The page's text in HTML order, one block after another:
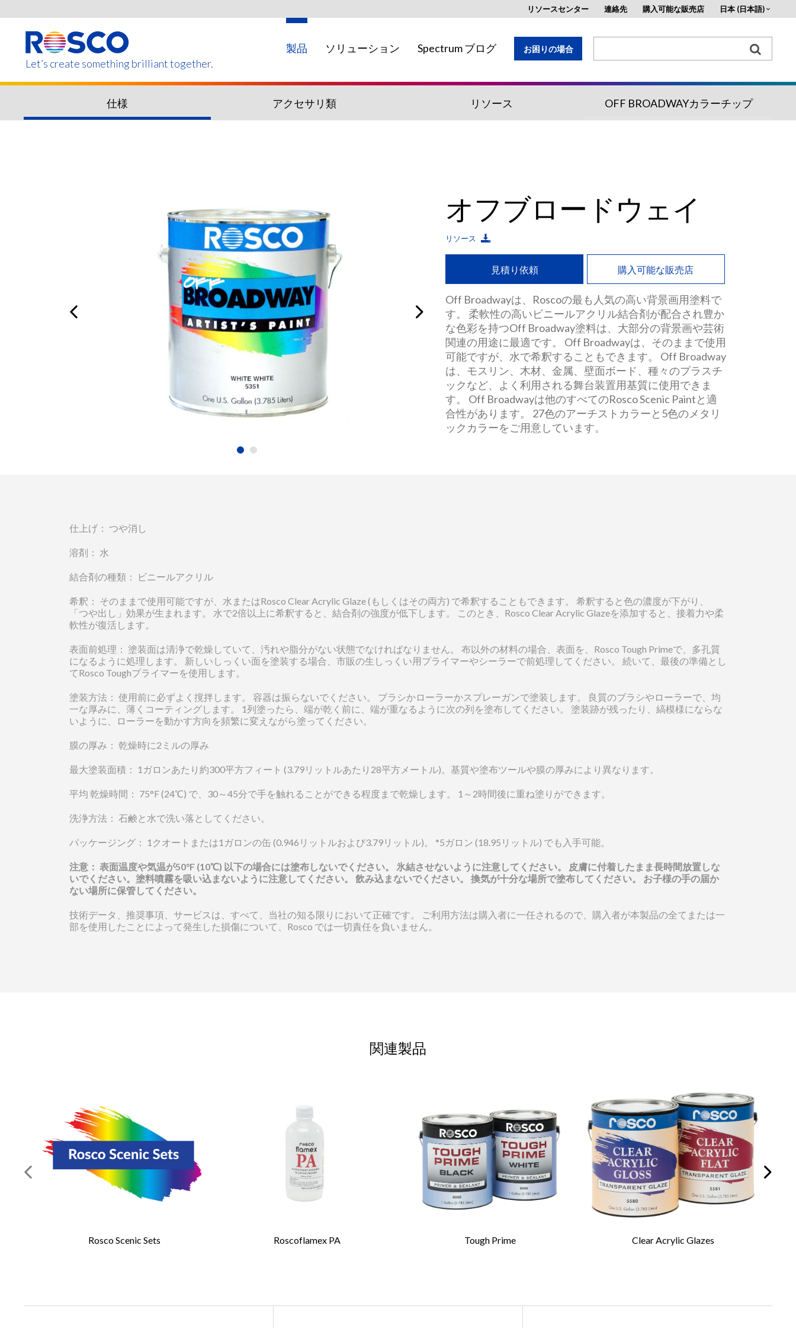
content
Let’s create something brilliant together.
製品 ソリューション Spectrum ブログ お困りの場合
リソースセンター 連絡先 購入可能な販売店 日本 (日本語)
仕様 アクセサリ類 リソース OFF BROADWAYカラーチップ
オフブロードウェイ
リソース
見積り依頼 購入可能な販売店
Off Broadwayは、Roscoの最も人気の高い背景画用塗料で
す。 柔軟性の高いビニールアクリル結合剤が配合され豊か
な色彩を持つOff Broadway塗料は、大部分の背景画や芸術
関連の用途に最適です。 Off Broadwayは、そのままで使用
可能ですが、水で希釈することもできます。 Off Broadway
は、モスリン、木材、金属、壁面ボード、種々のプラスチ
ックなど、よく利用される舞台装置用基質に使用できま
す。 Off Broadwayは他のすべてのRosco Scenic Paintと適
合性があります。 27色のアーチストカラーと5色のメタリ
ックカラーをご用意しています。
仕上げ： つや消し
溶剤： 水
結合剤の種類： ビニールアクリル
希釈： そのままで使用可能ですが、水またはRosco Clear Acrylic Glaze (もしくはその両方) で希釈することもできます。 希釈すると色の濃度が下がり、
「つや出し」効果が生まれます。 水で2倍以上に希釈すると、結合剤の強度が低下します。 このとき、Rosco Clear Acrylic Glazeを添加すると、接着力や柔
軟性が復活します。
表面前処理： 塗装面は清浄で乾燥していて、汚れや脂分がない状態でなければなりません。 布以外の材料の場合、表面を、Rosco Tough Primeで、多孔質
になるように処理します。 新しいしっくい面を塗装する場合、市販の生しっくい用プライマーやシーラーで前処理してください。 続いて、最後の準備とし
てRosco Toughプライマーを使用します。
塗装方法： 使用前に必ずよく撹拌します。 容器は振らないでください。 ブラシかローラーかスプレーガンで塗装します。 良質のブラシやローラーで、均
一な厚みに、薄くコーティングします。 1列塗ったら、端が乾く前に、端が重なるように次の列を塗布してください。 塗装跡が残ったり、縞模様にならな
いように、ローラーを動かす方向を頻繁に変えながら塗ってください。
膜の厚み： 乾燥時に2ミルの厚み
最大塗装面積： 1ガロンあたり約300平方フィート (3.79リットルあたり28平方メートル)。基質や塗布ツールや膜の厚みにより異なります。
平均 乾燥時間： 75°F (24℃) で、30～45分で手を触れることができる程度まで乾燥します。 1～2時間後に重ね塗りができます。
洗浄方法： 石鹸と水で洗い落としてください。
パッケージング： 1クオートまたは1ガロンの缶 (0.946リットルおよび3.79リットル)。 *5ガロン (18.95リットル) でも入手可能。
注意： 表面温度や気温が50°F (10℃) 以下の場合には塗布しないでください。 氷結させないように注意してください。 皮膚に付着したまま長時間放置しな
いでください。塗料噴霧を吸い込まないように注意してください。 飲み込まないでください。 換気が十分な場所で塗布してください。 お子様の手の届か
ない場所に保管してください。
技術データ、推奨事項、サービスは、すべて、当社の知る限りにおいて正確です。 ご利用方法は購入者に一任されるので、購入者が本製品の全てまたは一
部を使用したことによって発生した損傷について、Rosco では一切責任を負いません。
お問い合わせの依頼
必須の項目*
E メール* E メールの確認
つなぎ目のない金環
研磨されたカバ材製の長い柄
Iddingsブラシは学生、教師、プロフェッショナルの背景画家
この廉価な背景画用ライナー筆およびフィッチ毛筆は、毛足
関連製品
Rosco Scenic Sets Roscoflamex PA Tough Prime Clear Acrylic Glazes